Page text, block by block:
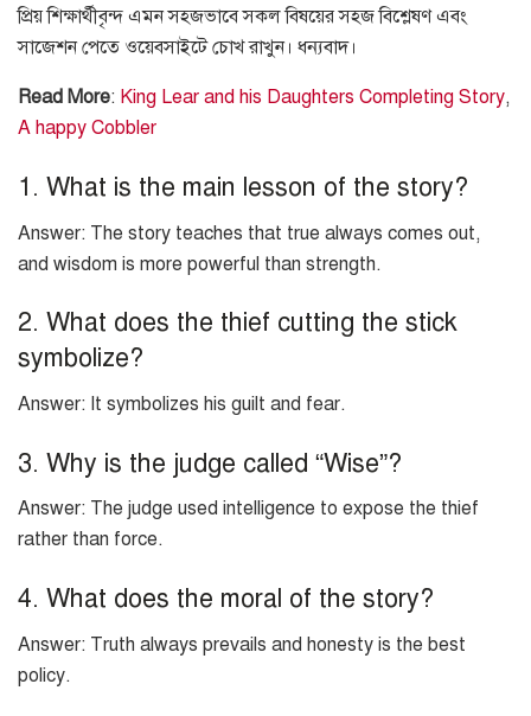
প্রিয় শিক্ষার্থীবৃন্দ এমন সহজভাবে সকল বিষয়ের সহজ বিশ্লেষণ এবং
সাজেশন পেতে ওয়েবসাইটে চোখ রাখুন। ধন্যবাদ।
Read More: King Lear and his Daughters Completing Story,
A happy Cobbler
1. What is the main lesson of the story?
Answer: The story teaches that true always comes out,
and wisdom is more powerful than strength.
2. What does the thief cutting the stick
symbolize?
Answer: It symbolizes his guilt and fear.
3. Why is the judge called “Wise”?
Answer: The judge used intelligence to expose the thief
rather than force.
4. What does the moral of the story?
Answer: Truth always prevails and honesty is the best
policy.